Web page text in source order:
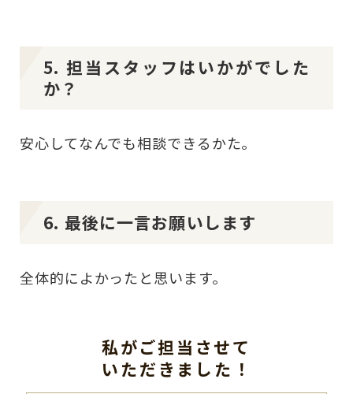
5. 担当スタッフはいかがでした
か？
安心してなんでも相談できるかた。
6. 最後に一言お願いします
全体的によかったと思います。
私がご担当させて
いただきました！